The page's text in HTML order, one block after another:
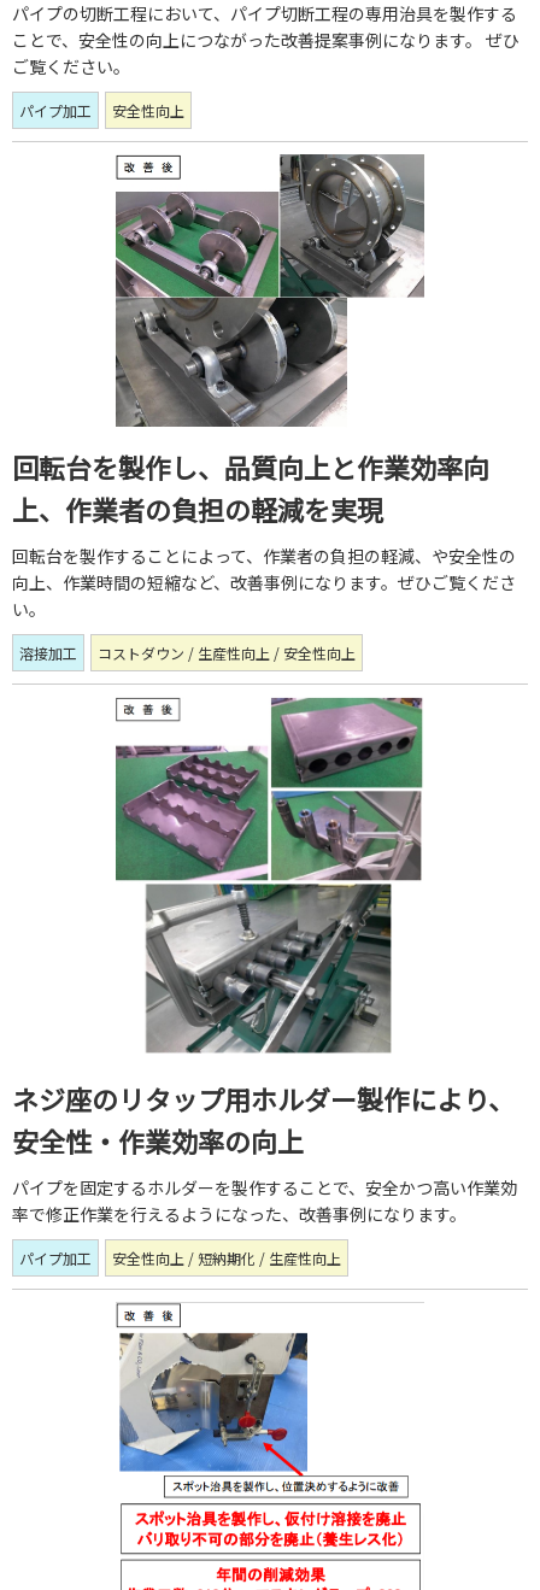
パイプの切断工程において、パイプ切断工程の専用治具を製作する
ことで、安全性の向上につながった改善提案事例になります。 ぜひ
ご覧ください。
パイプ加工 安全性向上
回転台を製作し、品質向上と作業効率向
上、作業者の負担の軽減を実現
回転台を製作することによって、作業者の負担の軽減、や安全性の
向上、作業時間の短縮など、改善事例になります。ぜひご覧くださ
い。
溶接加工 コストダウン / 生産性向上 / 安全性向上
ネジ座のリタップ用ホルダー製作により、
安全性・作業効率の向上
パイプを固定するホルダーを製作することで、安全かつ高い作業効
率で修正作業を行えるようになった、改善事例になります。
パイプ加工 安全性向上 / 短納期化 / 生産性向上